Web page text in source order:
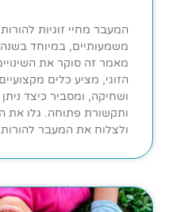
המעבר מחיי זוגיות
משמעותיים, במיוחד
מאמר זה סוקר את
הזוגי, מציע כלים
ושחיקה, ומסביר כיצד
ותקשורת פתוחה. גלו את
ולצלוח את המעבר